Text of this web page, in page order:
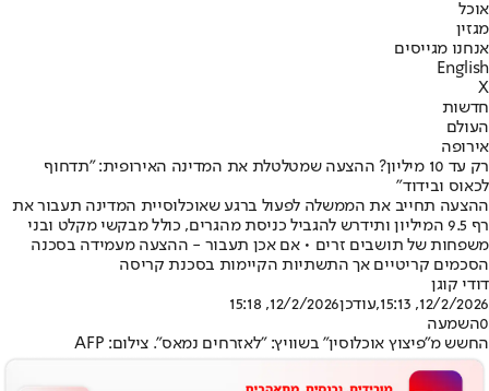
אוכל
מגזין
אנחנו מגייסים
English
X
חדשות
העולם
אירופה
רק עד 10 מיליון? ההצעה שמטלטלת את המדינה האירופית: "תדחוף
לכאוס ובידוד"
ההצעה תחייב את הממשלה לפעול ברגע שאוכלוסיית המדינה תעבור את
רף 9.5 המיליון ותידרש להגביל כניסת מהגרים, כולל מבקשי מקלט ובני
משפחות של תושבים זרים • אם אכן תעבור - ההצעה מעמידה בסכנה
הסכמים קריטיים אך התשתיות הקיימות בסכנת קריסה
דודי קוגן
12/2/2026, 15:13
,עודכן12/2/2026, 15:18
0השמעה
החשש מ"פיצוץ אוכלוסין" בשוויץ: "לאזרחים נמאס". צילום: AFP